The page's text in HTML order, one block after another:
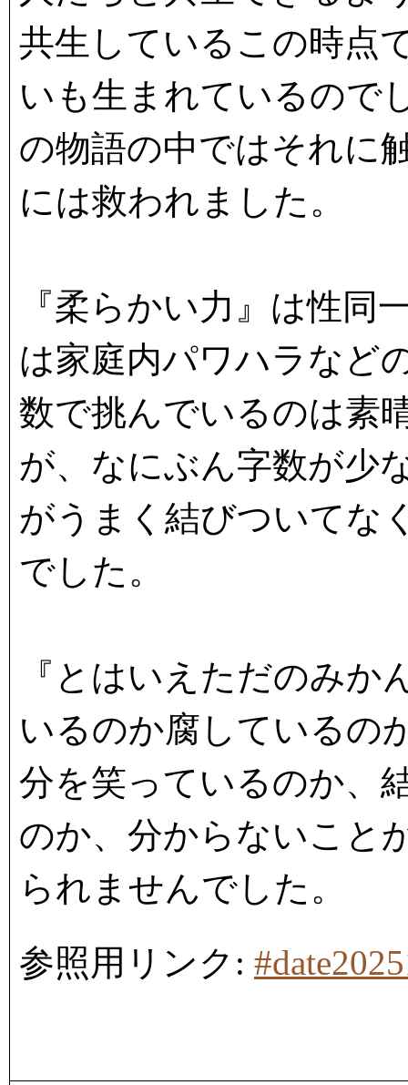
共生しているこの時点
いも生まれているので
の物語の中ではそれに
には救われました。
『柔らかい力』は性同
は家庭内パワハラなど
数で挑んでいるのは素
が、なにぶん字数が少
がうまく結びついてな
でした。
『とはいえただのみか
いるのか腐しているの
分を笑っているのか、
のか、分からないこと
られませんでした。
参照用リンク: